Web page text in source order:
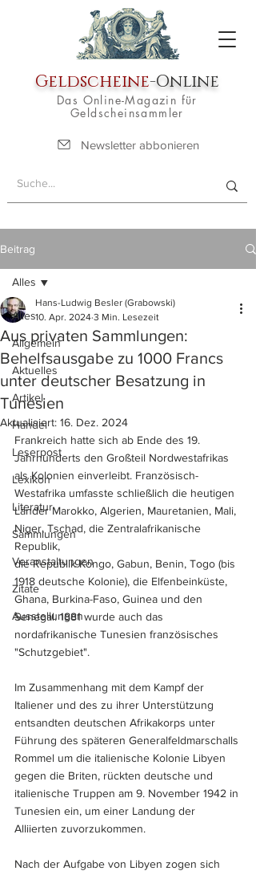
Geldscheine-Online
Das Online-Magazin für
Geldscheinsammler
Newsletter abbonieren
Beitrag
Alles
Allgemein
Aktuelles
Artikel
Handel
Leserpost
Lexikon
Literatur
Sammlungen
Veranstaltungen
Zitate
Ausstellungen
Alles
Aus privaten Sammlungen:
Behelfsausgabe zu 1000 Francs
unter deutscher Besatzung in
Tunesien
Hans-Ludwig Besler (Grabowski)
10. Apr. 2024 3 Min. Lesezeit
Aktualisiert: 16. Dez. 2024
Frankreich hatte sich ab Ende des 19.
Jahrhunderts den Großteil Nordwestafrikas
als Kolonien einverleibt. Französisch-
Westafrika umfasste schließlich die heutigen
Länder Marokko, Algerien, Mauretanien, Mali,
Niger, Tschad, die Zentralafrikanische
Republik,
die Republik Kongo, Gabun, Benin, Togo (bis
1918 deutsche Kolonie), die Elfenbeinküste,
Ghana, Burkina-Faso, Guinea und den
Senegal. 1881 wurde auch das
nordafrikanische Tunesien französisches
"Schutzgebiet".
Im Zusammenhang mit dem Kampf der
Italiener und des zu ihrer Unterstützung
entsandten deutschen Afrikakorps unter
Führung des späteren Generalfeldmarschalls
Rommel um die italienische Kolonie Libyen
gegen die Briten, rückten deutsche und
italienische Truppen am 9. November 1942 in
Tunesien ein, um einer Landung der
Alliierten zuvorzukommen.
Nach der Aufgabe von Libyen zogen sich